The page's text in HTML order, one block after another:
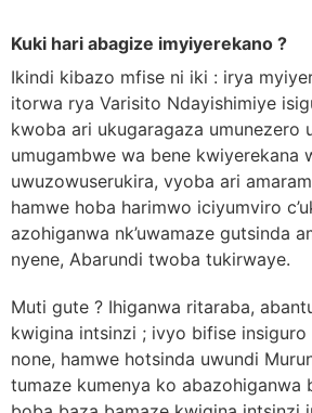
Kuki hari abagize imyiyerekano ?
Ikindi kibazo mfise ni iki : irya
itorwa rya Varisito Ndayishimiye
kwoba ari ukugaragaza umunezero
umugambwe wa bene kwiyerekana
uwuzowuserukira, vyoba ari
hamwe hoba harimwo iciyumviro
azohiganwa nk’uwamaze gutsinda
nyene, Abarundi twoba tukirwaye.
Muti gute ? Ihiganwa ritaraba,
kwigina intsinzi ; ivyo bifise insiguro
none, hamwe hotsinda uwundi
tumaze kumenya ko abazohiganwa